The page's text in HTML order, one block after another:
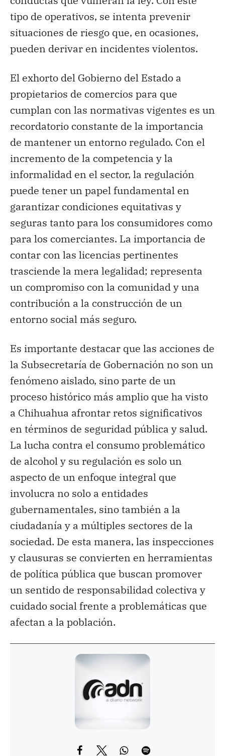
tipo de operativos, se intenta prevenir
situaciones de riesgo que, en ocasiones,
pueden derivar en incidentes violentos.
El exhorto del Gobierno del Estado a
propietarios de comercios para que
cumplan con las normativas vigentes es un
recordatorio constante de la importancia
de mantener un entorno regulado. Con el
incremento de la competencia y la
informalidad en el sector, la regulación
puede tener un papel fundamental en
garantizar condiciones equitativas y
seguras tanto para los consumidores como
para los comerciantes. La importancia de
contar con las licencias pertinentes
trasciende la mera legalidad; representa
un compromiso con la comunidad y una
contribución a la construcción de un
entorno social más seguro.
Es importante destacar que las acciones de
la Subsecretaría de Gobernación no son un
fenómeno aislado, sino parte de un
proceso histórico más amplio que ha visto
a Chihuahua afrontar retos significativos
en términos de seguridad pública y salud.
La lucha contra el consumo problemático
de alcohol y su regulación es solo un
aspecto de un enfoque integral que
involucra no solo a entidades
gubernamentales, sino también a la
ciudadanía y a múltiples sectores de la
sociedad. De esta manera, las inspecciones
y clausuras se convierten en herramientas
de política pública que buscan promover
un sentido de responsabilidad colectiva y
cuidado social frente a problemáticas que
afectan a la población.